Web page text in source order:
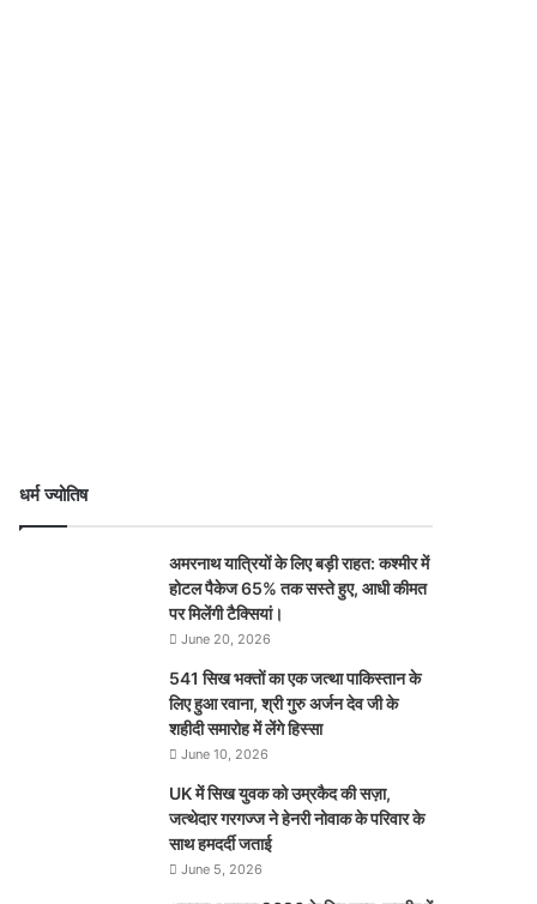
धर्म ज्योतिष
अमरनाथ यात्रियों के लिए बड़ी राहत: कश्मीर में
होटल पैकेज 65% तक सस्ते हुए, आधी कीमत
पर मिलेंगी टैक्सियां।
June 20, 2026
541 सिख भक्तों का एक जत्था पाकिस्तान के
लिए हुआ रवाना, श्री गुरु अर्जन देव जी के
शहीदी समारोह में लेंगे हिस्सा
June 10, 2026
UK में सिख युवक को उम्रकैद की सज़ा,
जत्थेदार गरगज्ज ने हेनरी नोवाक के परिवार के
साथ हमदर्दी जताई
June 5, 2026